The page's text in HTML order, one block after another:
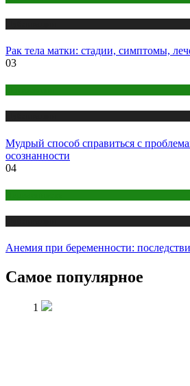
Рак тела матки: стадии, симптомы,
03
Мудрый способ справиться с
осознанности
04
Анемия при беременности:
Самое популярное
1